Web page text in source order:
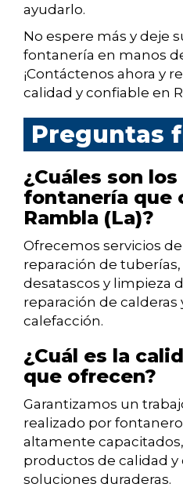
ayudarlo.
No espere más y deje
fontanería en manos
¡Contáctenos ahora y
calidad y confiable en
Preguntas
¿Cuáles son
fontanería que
Rambla (La)?
Ofrecemos servicios
reparación de
desatascos y limpieza
reparación de calderas
calefacción.
¿Cuál es la
que ofrecen?
Garantizamos un
realizado por
altamente
productos de calidad y
soluciones duraderas.